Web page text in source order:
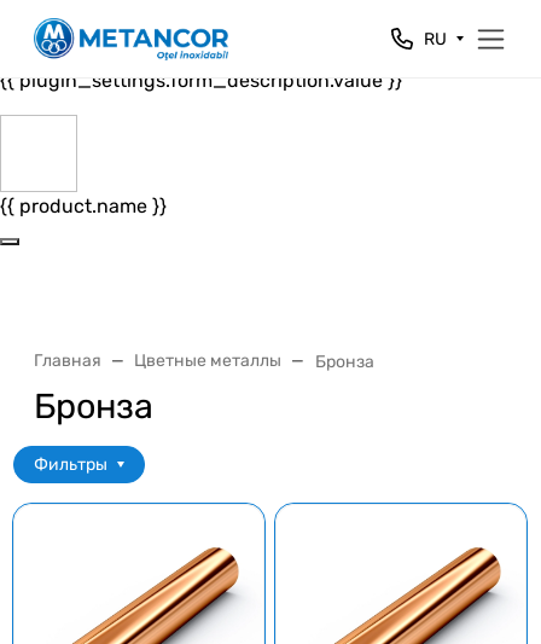
Close
{{ plugin_settings.form_header.value }}
{{ plugin_settings.form_description.value }}
{{ product.name }}
RU
Главная Цветные металлы Бронза
Бронза
Фильтры